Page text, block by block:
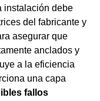
instalación debe
del fabricante y
asegurar que
anclados y
a la eficiencia
una capa
fallos